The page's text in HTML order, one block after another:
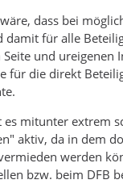
dass bei
damit für alle
und
für die direkt
mitunter extrem
aktiv, da in dem
werden
bzw. beim DFB